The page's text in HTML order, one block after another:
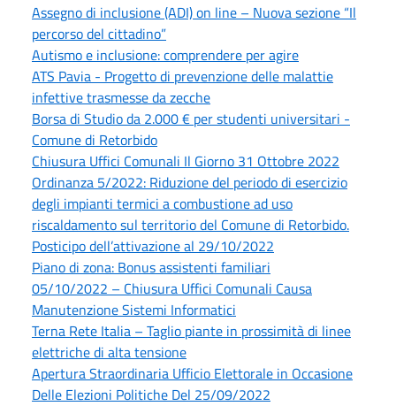
Assegno di inclusione (ADI) on line – Nuova sezione “Il
percorso del cittadino”
Autismo e inclusione: comprendere per agire
ATS Pavia - Progetto di prevenzione delle malattie
infettive trasmesse da zecche
Borsa di Studio da 2.000 € per studenti universitari -
Comune di Retorbido
Chiusura Uffici Comunali Il Giorno 31 Ottobre 2022
Ordinanza 5/2022: Riduzione del periodo di esercizio
degli impianti termici a combustione ad uso
riscaldamento sul territorio del Comune di Retorbido.
Posticipo dell’attivazione al 29/10/2022
Piano di zona: Bonus assistenti familiari
05/10/2022 – Chiusura Uffici Comunali Causa
Manutenzione Sistemi Informatici
Terna Rete Italia – Taglio piante in prossimità di linee
elettriche di alta tensione
Apertura Straordinaria Ufficio Elettorale in Occasione
Delle Elezioni Politiche Del 25/09/2022